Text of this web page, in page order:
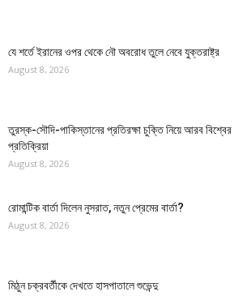
যে শর্তে ইরানের ওপর থেকে নৌ অবরোধ তুলে নেবে যুক্তরাষ্ট্র
August 8, 2026
তুরস্ক-সৌদি-পাকিস্তানের প্রতিরক্ষা চুক্তি নিয়ে আরব বিশ্বের
প্রতিক্রিয়া
August 8, 2026
রোমান্টিক বার্তা দিলেন নুসরাত, নতুন প্রেমের বার্তা?
August 8, 2026
মিঠুন চক্রবর্তীকে দেখতে হাসপাতালে শুভেন্দু